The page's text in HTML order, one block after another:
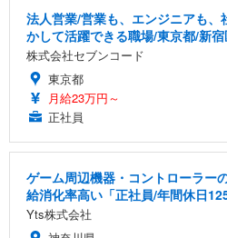
法人営業/営業も、エンジニアも
かして活躍できる職場/東京都/新
株式会社セブンコード
東京都
月給23万円～
正社員
ゲーム周辺機器・コントローラー
給消化率高い「正社員/年間休日
Yts株式会社